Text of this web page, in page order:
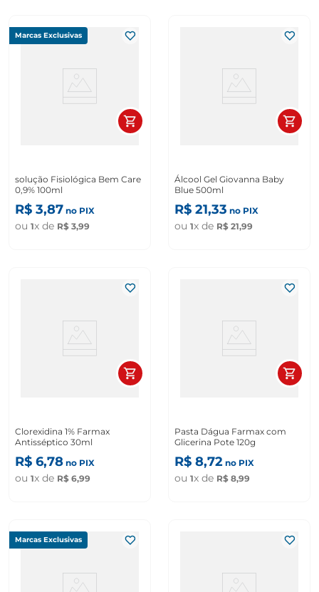
Marcas Exclusivas
solução Fisiológica Bem Care
0,9% 100ml
R$ 3,87 no PIX
ou 1x de R$ 3,99
Álcool Gel Giovanna Baby
Blue 500ml
R$ 21,33 no PIX
ou 1x de R$ 21,99
Clorexidina 1% Farmax
Antisséptico 30ml
R$ 6,78 no PIX
ou 1x de R$ 6,99
Pasta Dágua Farmax com
Glicerina Pote 120g
R$ 8,72 no PIX
ou 1x de R$ 8,99
Marcas Exclusivas